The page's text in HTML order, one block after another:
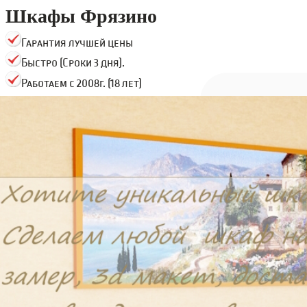
Шкафы Фрязино
Гарантия лучшей цены
Быстро (Сроки 3 дня).
Работаем с 2008г. (18 лет)